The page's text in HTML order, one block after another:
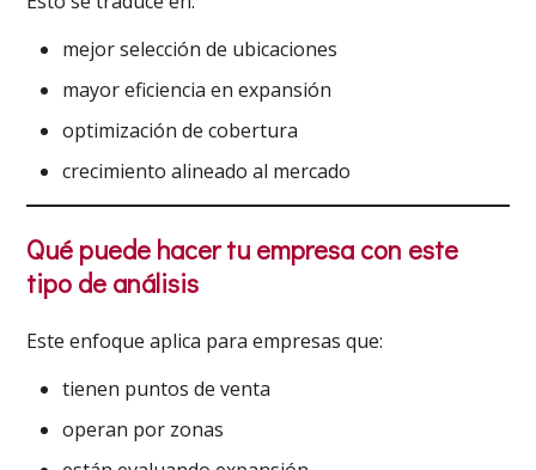
mejor selección de ubicaciones
mayor eficiencia en expansión
optimización de cobertura
crecimiento alineado al mercado
Qué puede hacer tu empresa con este
tipo de análisis
Este enfoque aplica para empresas que:
tienen puntos de venta
operan por zonas